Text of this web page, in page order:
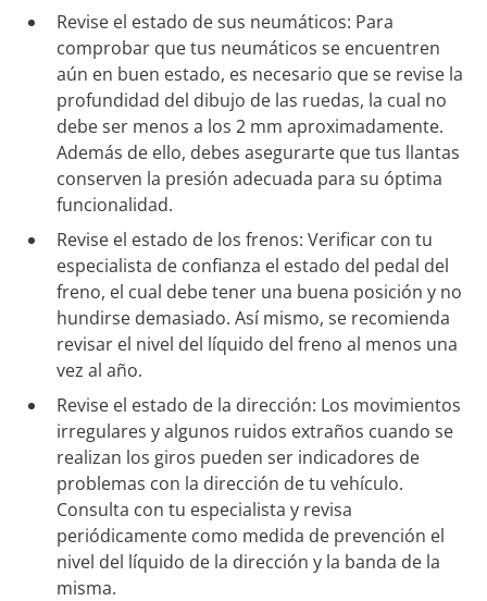
Revise el estado de sus neumáticos: Para
comprobar que tus neumáticos se encuentren
aún en buen estado, es necesario que se revise la
profundidad del dibujo de las ruedas, la cual no
debe ser menos a los 2 mm aproximadamente.
Además de ello, debes asegurarte que tus llantas
conserven la presión adecuada para su óptima
funcionalidad.
Revise el estado de los frenos: Verificar con tu
especialista de confianza el estado del pedal del
freno, el cual debe tener una buena posición y no
hundirse demasiado. Así mismo, se recomienda
revisar el nivel del líquido del freno al menos una
vez al año.
Revise el estado de la dirección: Los movimientos
irregulares y algunos ruidos extraños cuando se
realizan los giros pueden ser indicadores de
problemas con la dirección de tu vehículo.
Consulta con tu especialista y revisa
periódicamente como medida de prevención el
nivel del líquido de la dirección y la banda de la
misma.